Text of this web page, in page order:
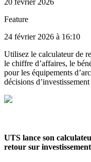
20 février 2026
Feature
24 février 2026 à 16:10
Utilisez le calculateur de
le chiffre d’affaires, le
pour les équipements
décisions
UTS lance son
retour sur